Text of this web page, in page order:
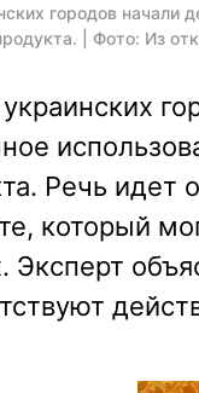
городов начали
| Фото: Из
Речь идет
который
Эксперт